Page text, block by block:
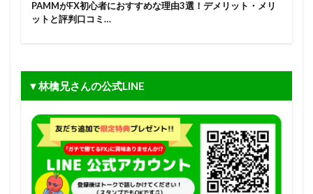
PAMMがFX初心者におすすめな理由3選！デメリット・メリ
ットと評判口コミ…
▼林檎兄さんの公式LINE